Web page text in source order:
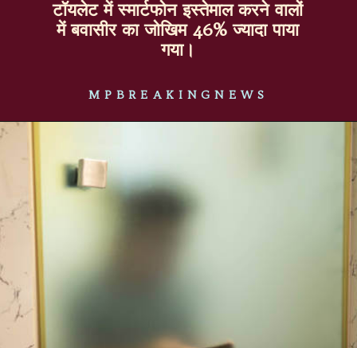
MPBREAKINGNEWS
टॉयलेट में स्मार्टफोन इस्तेमाल करने वालों
में बवासीर का जोखिम 46% ज्यादा पाया
गया।